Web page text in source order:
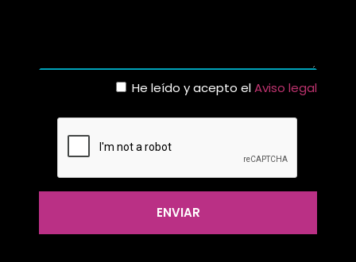
He leído y acepto elAviso legal
ENVIAR